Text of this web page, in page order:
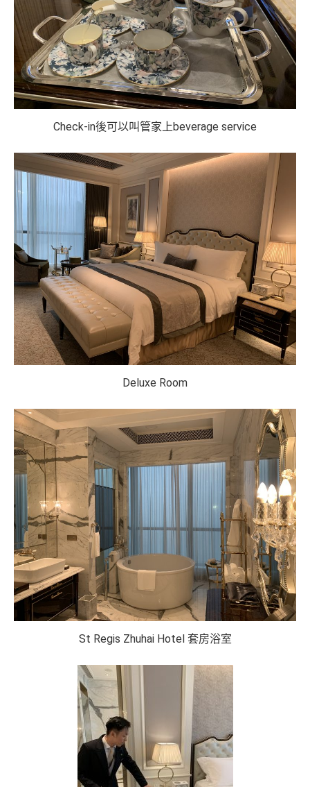
Check-in後可以叫管家上beverage service
Deluxe Room
St Regis Zhuhai Hotel 套房浴室